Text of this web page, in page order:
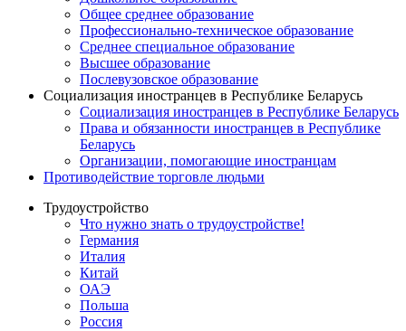
Общее среднее образование
Профессионально-техническое образование
Среднее специальное образование
Высшее образование
Послевузовское образование
Социализация иностранцев в Республике Беларусь
Социализация иностранцев в Республике Беларусь
Права и обязанности иностранцев в Республике
Беларусь
Oрганизации, помогающие иностранцам
Противодействие торговле людьми
Трудоустройство
Что нужно знать о трудоустройстве!
Германия
Италия
Китай
ОАЭ
Польша
Россия